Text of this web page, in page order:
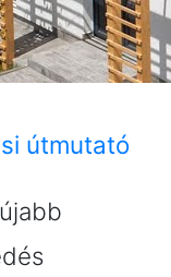
útmutató